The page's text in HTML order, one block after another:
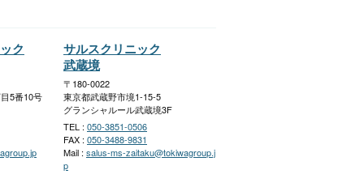
ク
5番10号
サルスクリニック
武蔵境
〒180-0022
東京都武蔵野市境1-15-5
グランシャルール武蔵境3F
TEL : 050-3851-0506
FAX : 050-3488-9831
Mail : salus-ms-zaitaku@tokiwagroup.j
p